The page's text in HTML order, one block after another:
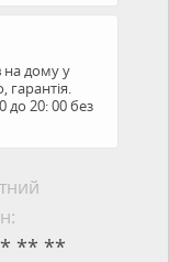
дому у
гарантія.
до 20: 00 без
** **